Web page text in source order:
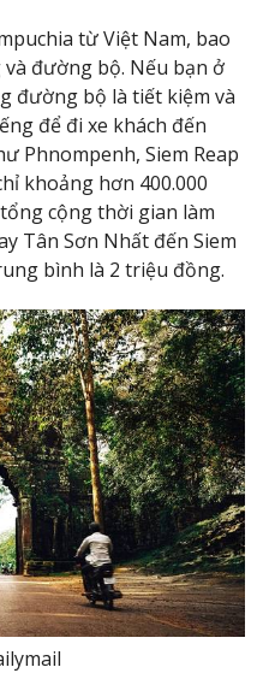
từ Việt Nam, bao
đường bộ. Nếu bạn ở
đường bộ là tiết kiệm và
để đi xe khách đến
Phnompenh, Siem Reap
khoảng hơn 400.000
cộng thời gian làm
Tân Sơn Nhất đến Siem
bình là 2 triệu đồng.